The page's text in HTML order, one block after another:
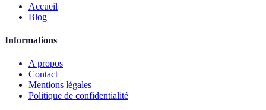
Accueil
Blog
Informations
A propos
Contact
Mentions légales
Politique de confidentialité